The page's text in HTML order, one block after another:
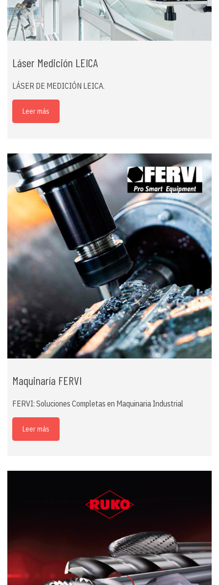
Láser Medición LEICA
LÁSER DE MEDICIÓN LEICA.
Leer más
Maquinaría FERVI
FERVI: Soluciones Completas en Maquinaria Industrial
Leer más